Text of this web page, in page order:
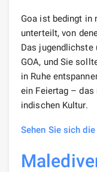
Goa ist bedingt in
unterteilt, von
Das
GOA, und Sie
in Ruhe
ein Feiertag –
indischen Kultur.
Sehen Sie sich